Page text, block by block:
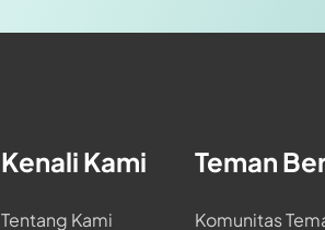
Kenali Kami
Tentang Kami
Teman
Komunitas